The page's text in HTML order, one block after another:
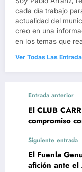
cada día trabajo
actualidad del
creo en una
en los temas que
Ver Todas Las
Entrada anterior
El CLUB
compromiso
Siguiente entrada
El Fuenla
afición ante el